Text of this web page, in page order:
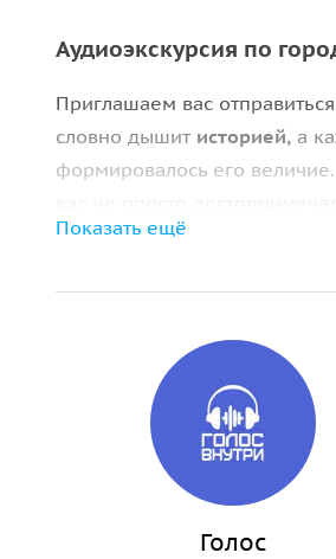
Аудиоэкскурсия по
Приглашаем вас
словно дышит историей, а
формировалось его
Каждый твой шаг — это
Вдохновляющий Сочи
Поэты и художники
обнимаются с волнами. Их
след времени, пробуждая в
Сочи — это место, где
открытия. Ваше
рассказать вам свои истории.
Показать ещё
Голос